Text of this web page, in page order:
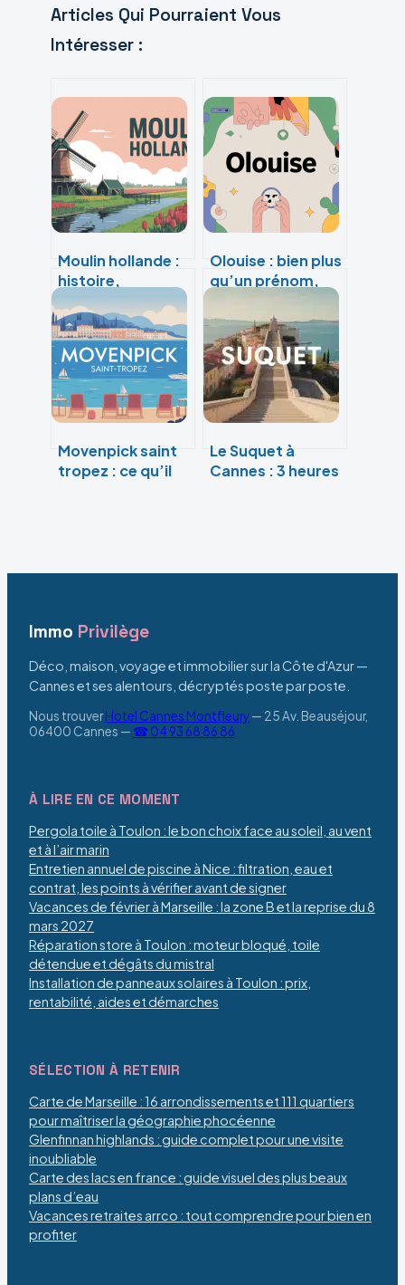
Articles Qui Pourraient Vous
Intéresser :
Moulin hollande :
histoire,
fonctionnement
et visites
incontournables
Olouise : bien plus
qu’un prénom,
une signature
personnelle
Movenpick saint
tropez : ce qu’il
Le Suquet à
Cannes : 3 heures
Immo Privilège
Déco, maison, voyage et immobilier sur la Côte d'Azur —
Cannes et ses alentours, décryptés poste par poste.
Nous trouverHotel Cannes Montfleury— 25 Av. Beauséjour,
06400 Cannes — ☎ 04 93 68 86 86
À LIRE EN CE MOMENT
Pergola toile à Toulon : le bon choix face au soleil, au vent
et à l’air marin
Entretien annuel de piscine à Nice : filtration, eau et
contrat, les points à vérifier avant de signer
Vacances de février à Marseille : la zone B et la reprise du 8
mars 2027
Réparation store à Toulon : moteur bloqué, toile
détendue et dégâts du mistral
Installation de panneaux solaires à Toulon : prix,
rentabilité, aides et démarches
SÉLECTION À RETENIR
Carte de Marseille : 16 arrondissements et 111 quartiers
pour maîtriser la géographie phocéenne
Glenfinnan highlands : guide complet pour une visite
inoubliable
Carte des lacs en france : guide visuel des plus beaux
plans d’eau
Vacances retraites arrco : tout comprendre pour bien en
profiter